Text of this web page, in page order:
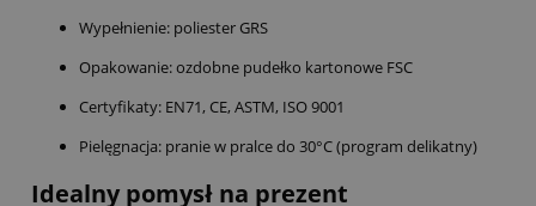
Wypełnienie: poliester GRS
Opakowanie: ozdobne pudełko kartonowe FSC
Certyfikaty: EN71, CE, ASTM, ISO 9001
Pielęgnacja: pranie w pralce do 30°C (program delikatny)
Idealny pomysł na prezent